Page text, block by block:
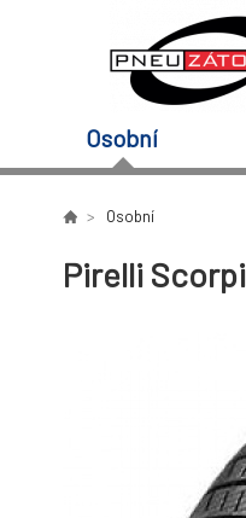
Osobní
Osobní
Pirelli